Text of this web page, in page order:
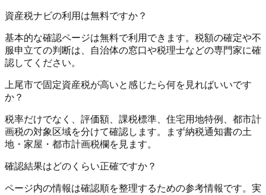
資産税ナビの利用は無料ですか？
基本的な確認ページは無料で利用できます。税額の確定や不
服申立ての判断は、自治体の窓口や税理士などの専門家に確
認してください。
上尾市で固定資産税が高いと感じたら何を見ればいいです
か？
税率だけでなく、評価額、課税標準、住宅用地特例、都市計
画税の対象区域を分けて確認します。まず納税通知書の土
地・家屋・都市計画税欄を見ます。
確認結果はどのくらい正確ですか？
ページ内の情報は確認順を整理するための参考情報です。実